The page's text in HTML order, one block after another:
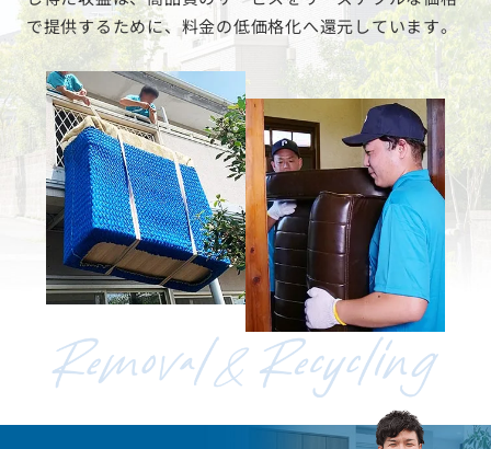
で提供するために、料金の低価格化へ還元しています。